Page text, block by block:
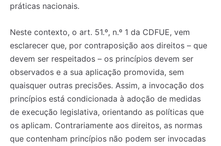
práticas nacionais.
Neste contexto, o art. 51.º, n.º 1 da CDFUE, vem
esclarecer que, por contraposição aos direitos – que
devem ser respeitados – os princípios devem ser
observados e a sua aplicação promovida, sem
quaisquer outras precisões. Assim, a invocação dos
princípios está condicionada à adoção de medidas
de execução legislativa, orientando as políticas que
os aplicam. Contrariamente aos direitos, as normas
que contenham princípios não podem ser invocadas